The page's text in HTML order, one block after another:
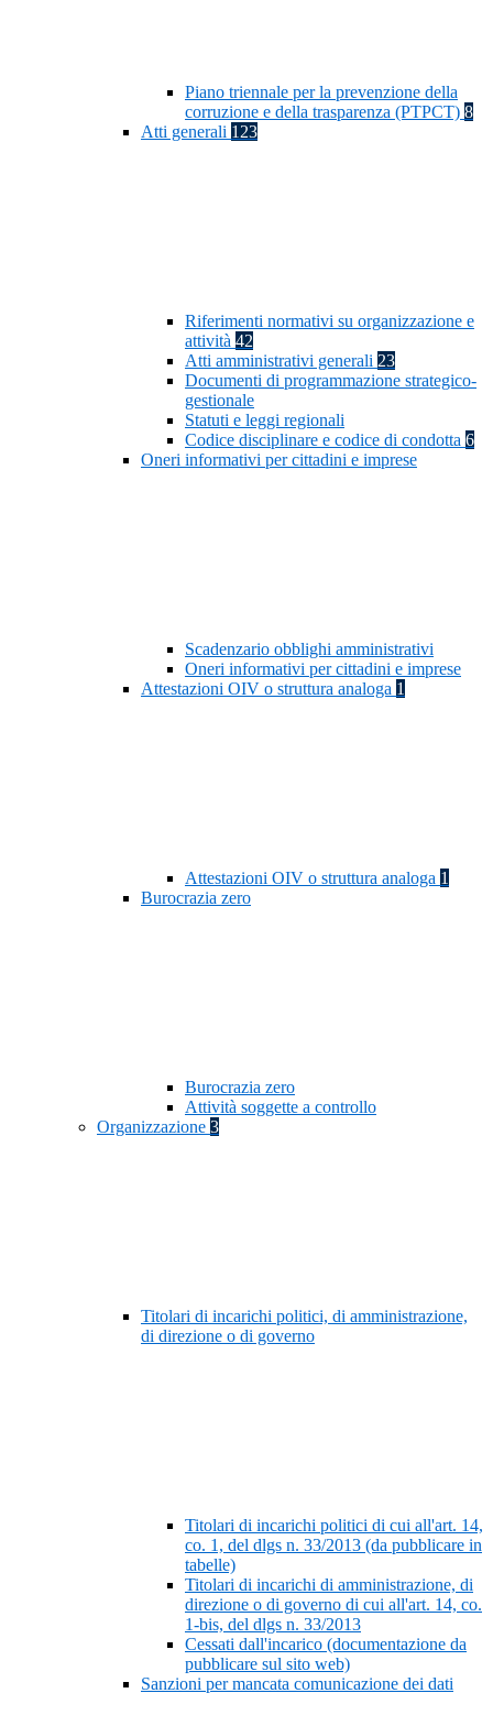
Piano triennale per la prevenzione della
corruzione e della trasparenza (PTPCT) 8
Atti generali 123
Riferimenti normativi su organizzazione e
attività 42
Atti amministrativi generali 23
Documenti di programmazione strategico-
gestionale
Statuti e leggi regionali
Codice disciplinare e codice di condotta 6
Oneri informativi per cittadini e imprese
Scadenzario obblighi amministrativi
Oneri informativi per cittadini e imprese
Attestazioni OIV o struttura analoga 1
Attestazioni OIV o struttura analoga 1
Burocrazia zero
Burocrazia zero
Attività soggette a controllo
Organizzazione 3
Titolari di incarichi politici, di amministrazione,
di direzione o di governo
Titolari di incarichi politici di cui all'art. 14,
co. 1, del dlgs n. 33/2013 (da pubblicare in
tabelle)
Titolari di incarichi di amministrazione, di
direzione o di governo di cui all'art. 14, co.
1-bis, del dlgs n. 33/2013
Cessati dall'incarico (documentazione da
pubblicare sul sito web)
Sanzioni per mancata comunicazione dei dati